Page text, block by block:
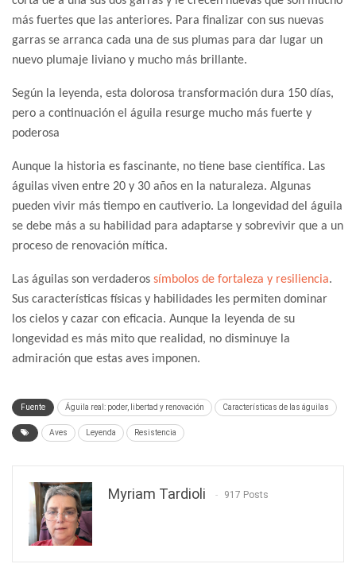
más fuertes que las anteriores. Para finalizar con sus nuevas
garras se arranca cada una de sus plumas para dar lugar un
nuevo plumaje liviano y mucho más brillante.
Según la leyenda, esta dolorosa transformación dura 150 días,
pero a continuación el águila resurge mucho más fuerte y
poderosa
Aunque la historia es fascinante, no tiene base científica. Las
águilas viven entre 20 y 30 años en la naturaleza. Algunas
pueden vivir más tiempo en cautiverio. La longevidad del águila
se debe más a su habilidad para adaptarse y sobrevivir que a un
proceso de renovación mítica.
Las águilas son verdaderos símbolos de fortaleza y resiliencia.
Sus características físicas y habilidades les permiten dominar
los cielos y cazar con eficacia. Aunque la leyenda de su
longevidad es más mito que realidad, no disminuye la
admiración que estas aves imponen.
Fuente Águila real: poder, libertad y renovación Características de las águilas
Aves Leyenda Resistencia
Myriam Tardioli 917 Posts